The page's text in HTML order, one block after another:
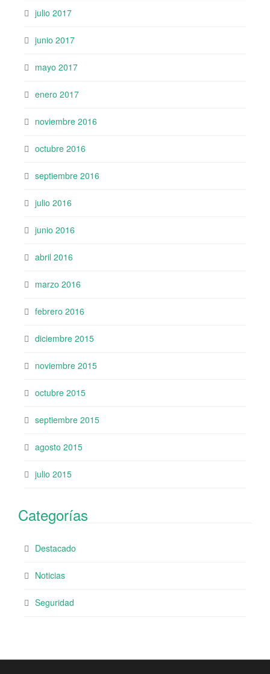
julio 2017
junio 2017
mayo 2017
enero 2017
noviembre 2016
octubre 2016
septiembre 2016
julio 2016
junio 2016
abril 2016
marzo 2016
febrero 2016
diciembre 2015
noviembre 2015
octubre 2015
septiembre 2015
agosto 2015
julio 2015
Categorías
Destacado
Noticias
Seguridad